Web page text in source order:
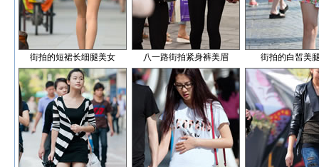
街拍的短裙长细腿美女 八一路街拍紧身裤美眉 街拍的白皙美